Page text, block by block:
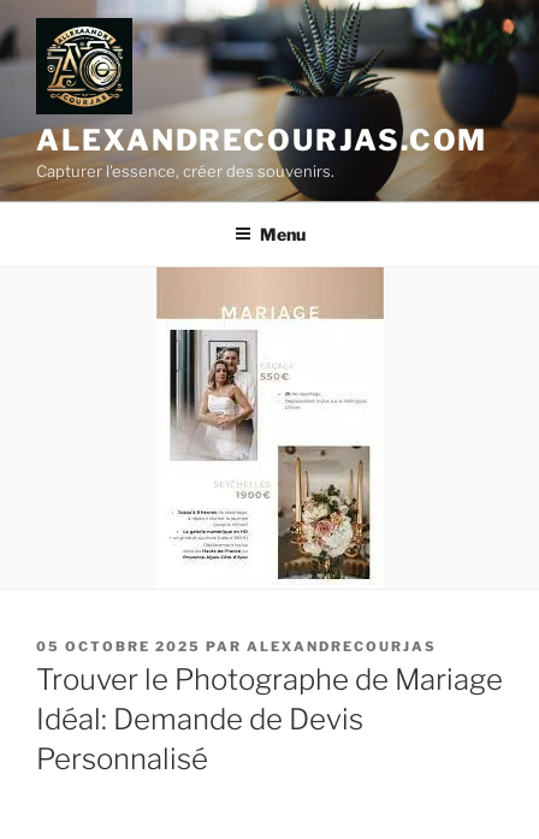
Aller
au
contenu
principal
ALEXANDRECOURJAS.COM
Capturer l'essence, créer des souvenirs.
Menu
PUBLIÉ
LE
05 OCTOBRE 2025 PAR ALEXANDRECOURJAS
Trouver le Photographe de Mariage
Idéal: Demande de Devis
Personnalisé